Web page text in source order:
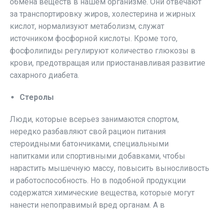
обмена веществ в нашем организме. Они отвечают
за транспортировку жиров, холестерина и жирных
кислот, нормализуют метаболизм, служат
источником фосфорной кислоты. Кроме того,
фосфолипиды регулируют количество глюкозы в
крови, предотвращая или приостанавливая развитие
сахарного диабета.
Стеролы
Люди, которые всерьез занимаются спортом,
нередко разбавляют свой рацион питания
стероидными батончиками, специальными
напитками или спортивными добавками, чтобы
нарастить мышечную массу, повысить выносливость
и работоспособность. Но в подобной продукции
содержатся химические вещества, которые могут
нанести непоправимый вред органам. А в